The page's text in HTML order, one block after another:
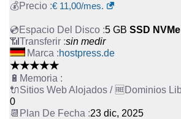
€ 11,00/mes.
5 GB SSD NVMe
sin medir
hostpress.de
★★★★★
0
23 dic, 2025